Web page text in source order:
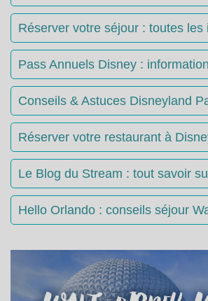
Réserver votre séjour : toutes les
Pass Annuels Disney :
Conseils & Astuces Disneyland
Réserver votre restaurant à
Le Blog du Stream : tout savoir
Hello Orlando : conseils séjour